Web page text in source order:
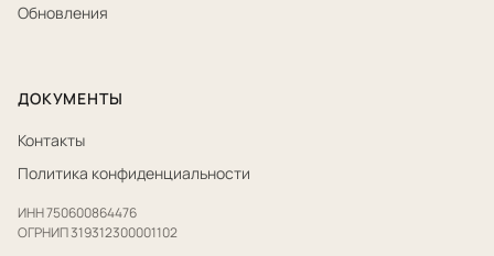
Обновления
ДОКУМЕНТЫ
Контакты
Политика конфиденциальности
ИНН 750600864476
ОГРНИП 319312300001102